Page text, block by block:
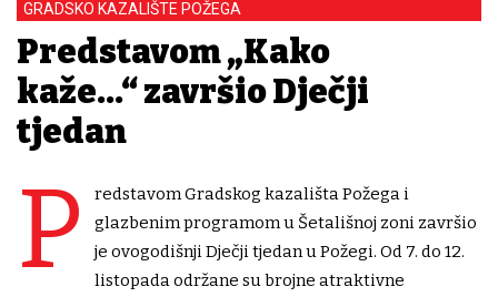
GRADSKO KAZALIŠTE POŽEGA
Predstavom „Kako
kaže…“ završio Dječji
tjedan
P
redstavom Gradskog kazališta Požega i
glazbenim programom u Šetališnoj zoni završio
je ovogodišnji Dječji tjedan u Požegi. Od 7. do 12.
listopada održane su brojne atraktivne